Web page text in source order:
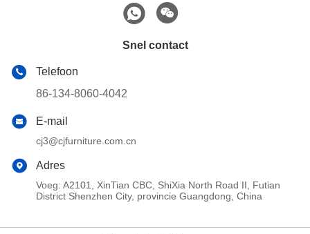
Snel contact
Telefoon
86-134-8060-4042
E-mail
cj3@cjfurniture.com.cn
Adres
Voeg: A2101, XinTian CBC, ShiXia North Road II, Futian
District Shenzhen City, provincie Guangdong, China